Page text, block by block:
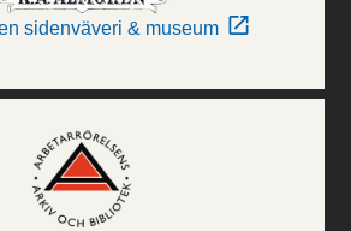
sidenväveri & museum